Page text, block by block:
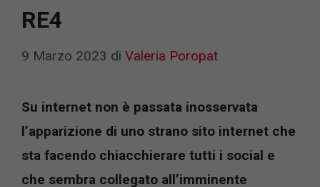
RE4
9 Marzo 2023 di Valeria Poropat
Su internet non è passata inosservata
l’apparizione di uno strano sito internet che
sta facendo chiacchierare tutti i social e
che sembra collegato all’imminente